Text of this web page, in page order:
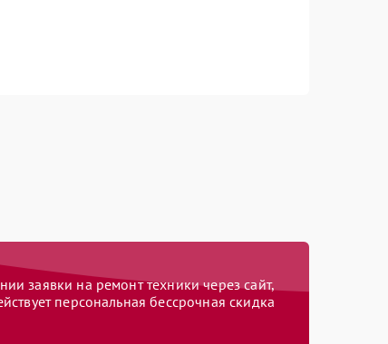
заявки на ремонт техники через сайт,
персональная бессрочная скидка